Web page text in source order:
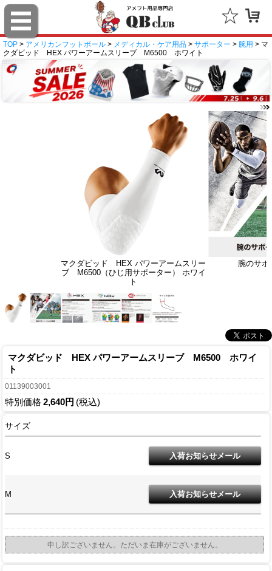
TOP > アメリカンフットボール > メディカル・ケア用品 > サポーター > 腕用 > マ
クダビッド HEX パワーアームスリーブ M6500 ホワイト
マクダビッド HEX パワーアームスリー
ブ M6500（ひじ用サポーター） ホワイ
ト
腕のサポ
マクダビッド HEX パワーアームスリーブ M6500 ホワイ
ト
01139003001
特別価格 2,640円 (税込)
サイズ
S
M
申し訳ございません。ただいま在庫がございません。